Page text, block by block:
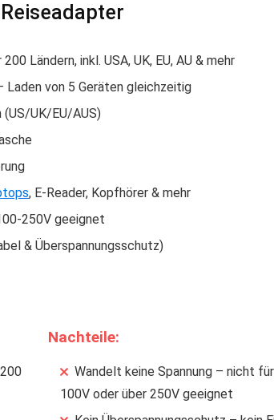
Ländern, inkl. USA, UK, EU, AU & mehr
Laden von 5 Geräten gleichzeitig
UK/EU/AUS)
, E-Reader, Kopfhörer & mehr
250V geeignet
& Überspannungsschutz)
Nachteile:
Wandelt keine Spannung – nicht
100V oder über 250V geeignet